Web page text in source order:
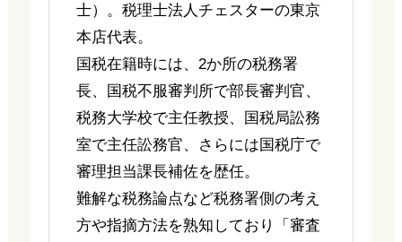
士）。税理士法人チェスターの東京
本店代表。
国税在籍時には、2か所の税務署
長、国税不服審判所で部長審判官、
税務大学校で主任教授、国税局訟務
室で主任訟務官、さらには国税庁で
審理担当課長補佐を歴任。
難解な税務論点など税務署側の考え
方や指摘方法を熟知しており「審査